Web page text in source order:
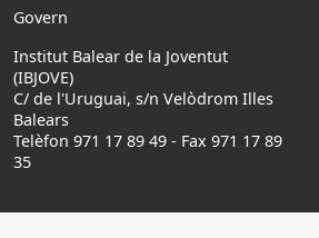
Govern
Institut Balear de la Joventut
(IBJOVE)
C/ de l'Uruguai, s/n Velòdrom Illes
Balears
Telèfon 971 17 89 49 - Fax 971 17 89
35